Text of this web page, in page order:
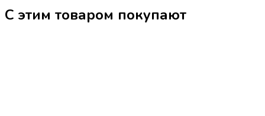
С этим товаром покупают